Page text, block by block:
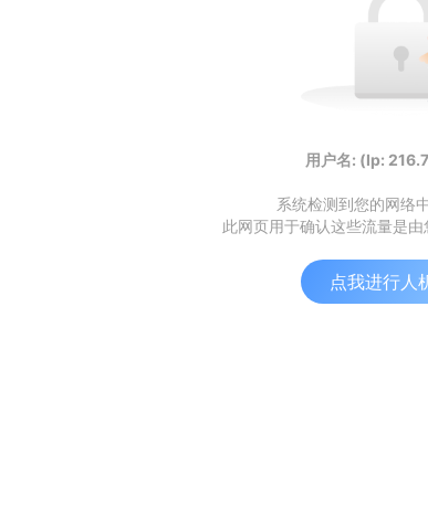
用户名: (Ip:
系统检测到您的网络
此网页用于确认这些流量是
点我进行人